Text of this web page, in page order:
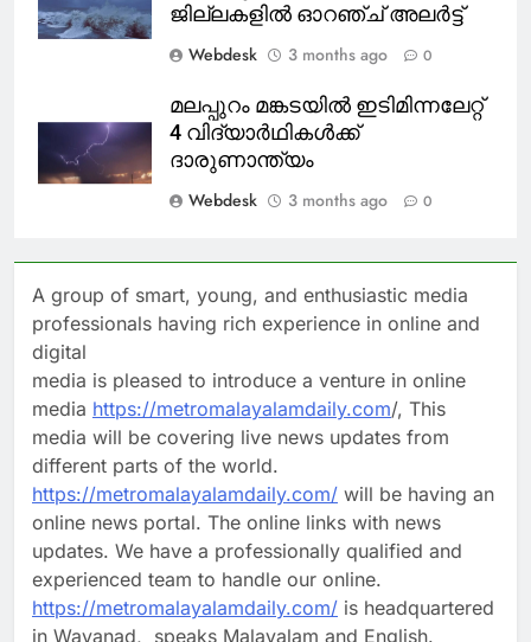
ജില്ലകളിൽ ഓറഞ്ച് അലർട്ട്
Webdesk
3 months ago 0
മലപ്പുറം മങ്കടയിൽ ഇടിമിന്നലേറ്റ്
4 വിദ്യാർഥികൾക്ക്
ദാരുണാന്ത്യം
Webdesk
3 months ago 0
A group of smart, young, and enthusiastic media
professionals having rich experience in online and
digital
media is pleased to introduce a venture in online
media https://metromalayalamdaily.com/, This
media will be covering live news updates from
different parts of the world.
https://metromalayalamdaily.com/ will be having an
online news portal. The online links with news
updates. We have a professionally qualified and
experienced team to handle our online.
https://metromalayalamdaily.com/ is headquartered
in Wayanad, speaks Malayalam and English.